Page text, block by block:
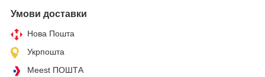
Умови доставки
Нова Пошта
Укрпошта
Meest ПОШТА